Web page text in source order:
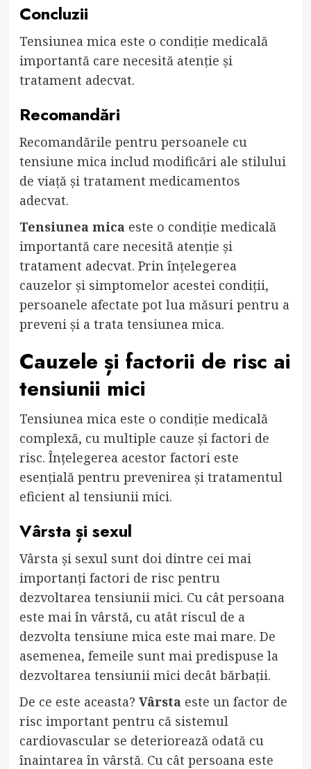
Concluzii
Tensiunea mica este o condiție medicală
importantă care necesită atenție și
tratament adecvat.
Recomandări
Recomandările pentru persoanele cu
tensiune mica includ modificări ale stilului
de viață și tratament medicamentos
adecvat.
Tensiunea mica este o condiție medicală
importantă care necesită atenție și
tratament adecvat. Prin înțelegerea
cauzelor și simptomelor acestei condiții,
persoanele afectate pot lua măsuri pentru a
preveni și a trata tensiunea mica.
Cauzele și factorii de risc ai
tensiunii mici
Tensiunea mica este o condiție medicală
complexă, cu multiple cauze și factori de
risc. Înțelegerea acestor factori este
esențială pentru prevenirea și tratamentul
eficient al tensiunii mici.
Vârsta și sexul
Vârsta și sexul sunt doi dintre cei mai
importanți factori de risc pentru
dezvoltarea tensiunii mici. Cu cât persoana
este mai în vârstă, cu atât riscul de a
dezvolta tensiune mica este mai mare. De
asemenea, femeile sunt mai predispuse la
dezvoltarea tensiunii mici decât bărbații.
De ce este aceasta? Vârsta este un factor de
risc important pentru că sistemul
cardiovascular se deteriorează odată cu
înaintarea în vârstă. Cu cât persoana este